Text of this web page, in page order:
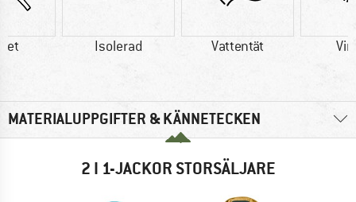
Isolerad Vattentät
MATERIALUPPGIFTER & KÄNNETECKEN
2 I 1-JACKOR STORSÄLJARE